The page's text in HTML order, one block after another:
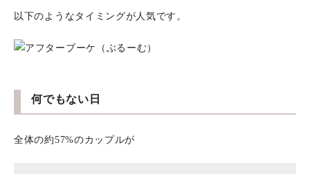
以下のようなタイミングが人気です。
何でもない日
全体の約57%のカップルが